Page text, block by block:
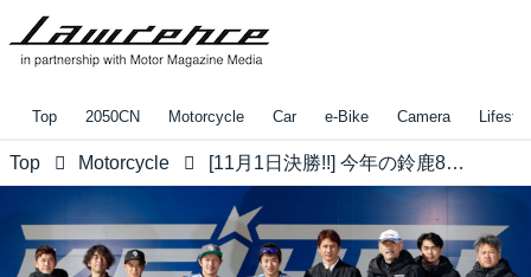
Top 2050CN Motorcycle Car e-Bike Camera
Top Motorcycle [11月1日決勝!!] 今年の鈴鹿8耐出場にする、トライアウト通過チームの選考結果が発表されました!!